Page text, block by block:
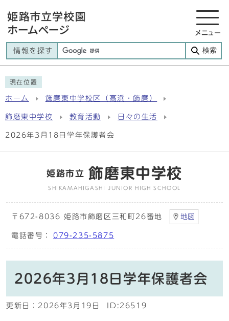
メニュー
情報を探す 検索
現在位置
ホーム 飾磨東中学校区（高浜・飾磨）
飾磨東中学校 教育活動 日々の生活
2026年3月18日学年保護者会
姫路市立 飾磨東中学校
SHIKAMAHIGASHI JUNIOR HIGH SCHOOL
〒672-8036 姫路市飾磨区三和町26番地 地図
電話番号： 079-235-5875
2026年3月18日学年保護者会
更新日： 2026年3月19日 ID:26519